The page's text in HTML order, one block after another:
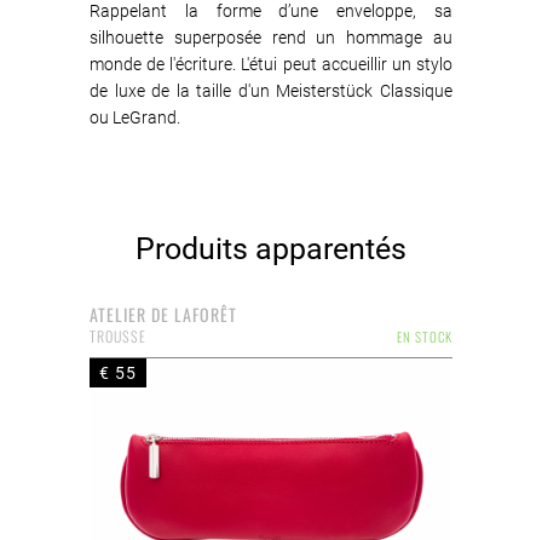
Rappelant la forme d’une enveloppe, sa
silhouette superposée rend un hommage au
monde de l'écriture. L'étui peut accueillir un stylo
de luxe de la taille d'un Meisterstück Classique
ou LeGrand.
Produits apparentés
ATELIER DE LAFORÊT
EN STOCK
TROUSSE
€ 55